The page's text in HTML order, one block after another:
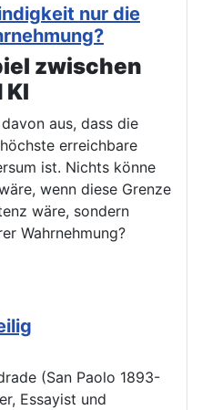
nur die
zwischen
KI
aus, dass die
erreichbare
ist. Nichts könne
wenn diese Grenze
wäre, sondern
Wahrnehmung?
(San Paolo 1893-
Essayist und